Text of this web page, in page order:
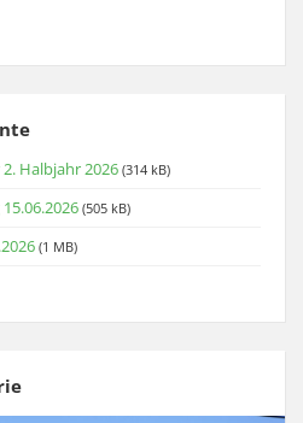
Halbjahr 2026 (314 kB)
(505 kB)
(1 MB)